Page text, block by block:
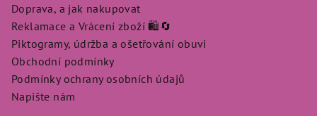
Doprava, a jak nakupovat
Reklamace a Vrácení zboží 🛍️🔄
Piktogramy, údržba a ošetřování obuvi
Obchodní podmínky
Podmínky ochrany osobních údajů
Napište nám